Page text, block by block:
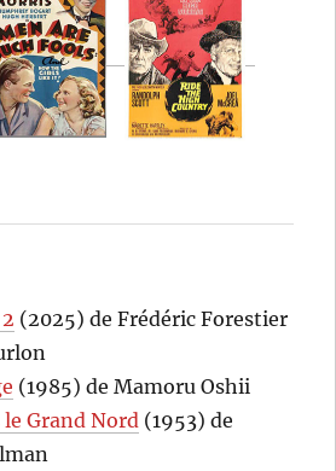
(2025) de Frédéric Forestier
(1985) de Mamoru Oshii
Grand Nord (1953) de